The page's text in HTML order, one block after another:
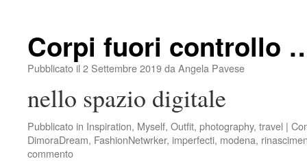
Corpi fuori controllo
Pubblicato il 2 Settembre 2019da Angela Pavese
nello spazio digitale
Pubblicato in Inspiration, Myself, Outfit, photography, travel |
DimoraDream, FashionNetwrker, imperfecti, modena,
commento